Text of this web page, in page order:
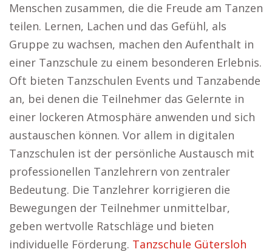
Menschen zusammen, die die Freude am Tanzen
teilen. Lernen, Lachen und das Gefühl, als
Gruppe zu wachsen, machen den Aufenthalt in
einer Tanzschule zu einem besonderen Erlebnis.
Oft bieten Tanzschulen Events und Tanzabende
an, bei denen die Teilnehmer das Gelernte in
einer lockeren Atmosphäre anwenden und sich
austauschen können. Vor allem in digitalen
Tanzschulen ist der persönliche Austausch mit
professionellen Tanzlehrern von zentraler
Bedeutung. Die Tanzlehrer korrigieren die
Bewegungen der Teilnehmer unmittelbar,
geben wertvolle Ratschläge und bieten
individuelle Förderung. Tanzschule Gütersloh